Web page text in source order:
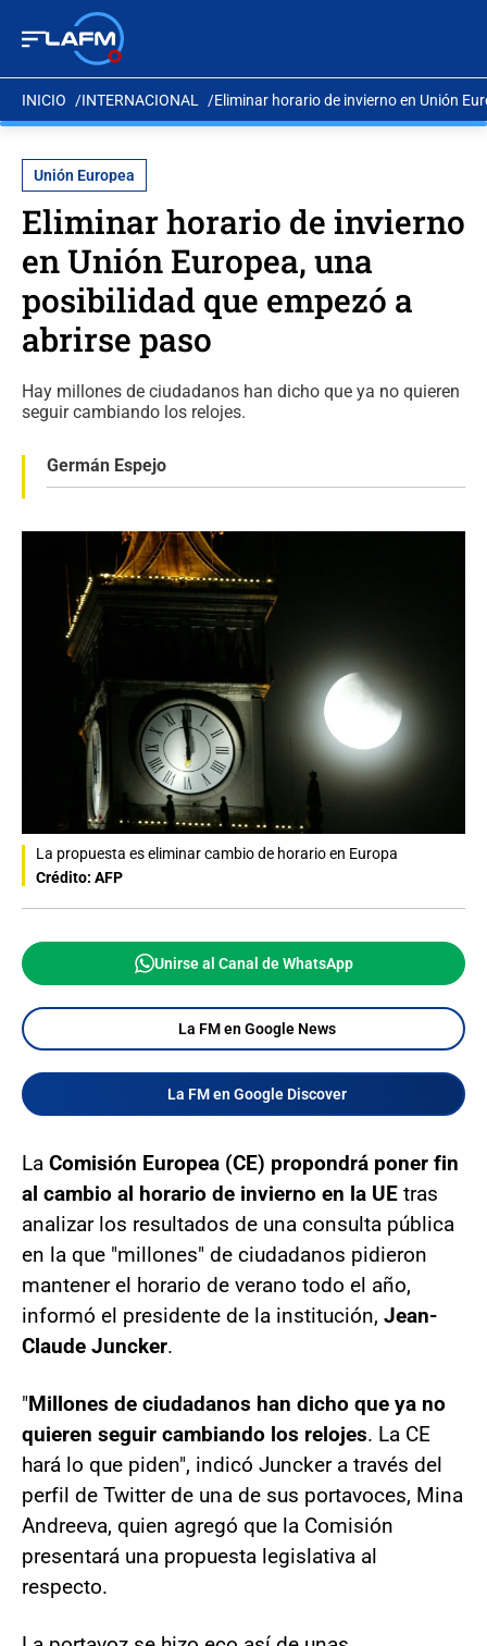
INICIO INTERNACIONAL Eliminar horario de invierno en Unión
Unión Europea
Eliminar horario de invierno
en Unión Europea, una
posibilidad que empezó a
abrirse paso
Hay millones de ciudadanos han dicho que ya no quieren
seguir cambiando los relojes.
Germán Espejo
La propuesta es eliminar cambio de horario en Europa
Crédito: AFP
Unirse al Canal de WhatsApp
La FM en Google News
La FM en Google Discover
La Comisión Europea (CE) propondrá poner fin
al cambio al horario de invierno en la UE tras
analizar los resultados de una consulta pública
en la que "millones" de ciudadanos pidieron
mantener el horario de verano todo el año,
informó el presidente de la institución, Jean-
Claude Juncker.
"Millones de ciudadanos han dicho que ya no
quieren seguir cambiando los relojes. La CE
hará lo que piden", indicó Juncker a través del
perfil de Twitter de una de sus portavoces, Mina
Andreeva, quien agregó que la Comisión
presentará una propuesta legislativa al
respecto.